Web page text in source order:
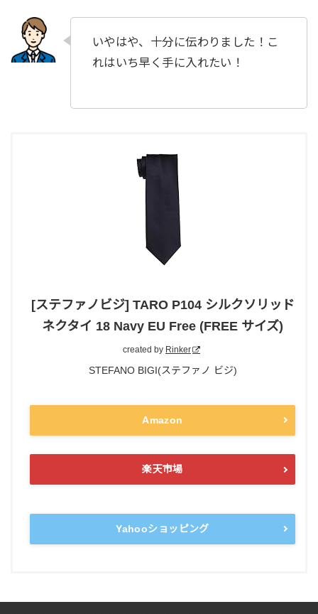
いやはや、十分に伝わりました！こ
れはいち早く手に入れたい！
[ステファノビジ] TARO P104 シルクソリッド
ネクタイ 18 Navy EU Free (FREE サイズ)
created by Rinker
STEFANO BIGI(ステファノ ビジ)
Amazon
楽天市場
Yahooショッピング